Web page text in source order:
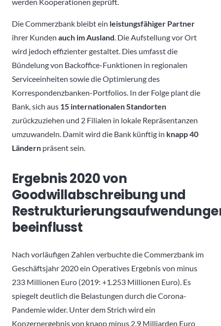
Die Commerzbank bleibt ein leistungsfähiger Partner
ihrer Kunden auch im Ausland. Die Aufstellung vor Ort
wird jedoch effizienter gestaltet. Dies umfasst die
Bündelung von Backoffice-Funktionen in regionalen
Serviceeinheiten sowie die Optimierung des
Korrespondenzbanken-Portfolios. In der Folge plant die
Bank, sich aus 15 internationalen Standorten
zurückzuziehen und 2 Filialen in lokale Repräsentanzen
umzuwandeln. Damit wird die Bank künftig in knapp 40
Ländern präsent sein.
Ergebnis 2020 von
Goodwillabschreibung und
beeinflusst
Nach vorläufigen Zahlen verbuchte die Commerzbank im
Geschäftsjahr 2020 ein Operatives Ergebnis von minus
233 Millionen Euro (2019: +1.253 Millionen Euro). Es
spiegelt deutlich die Belastungen durch die Corona-
Pandemie wider. Unter dem Strich wird ein
Konzernergebnis von knapp minus 2,9 Milliarden Euro